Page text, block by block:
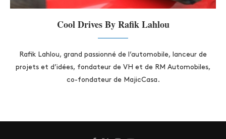
Cool Drives By Rafik Lahlou
Rafik Lahlou, grand passionné de l’automobile, lanceur de
projets et d’idées, fondateur de VH et de RM Automobiles,
co-fondateur de MajicCasa.